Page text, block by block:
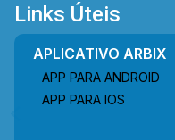
Links Úteis
APLICATIVO ARBIX
APP PARA ANDROID
APP PARA IOS